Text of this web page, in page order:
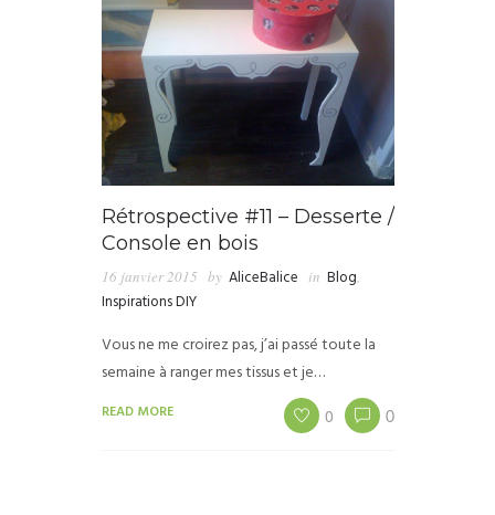
Rétrospective #11 – Desserte /
Console en bois
16 janvier 2015 by AliceBalice in Blog,
Inspirations DIY
Vous ne me croirez pas, j’ai passé toute la
semaine à ranger mes tissus et je…
READ MORE 0 0